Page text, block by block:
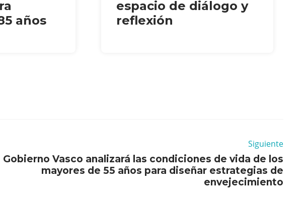
años
espacio de diálogo y
reflexión
Siguiente
Gobierno Vasco analizará las condiciones de vida de los
mayores de 55 años para diseñar estrategias de
envejecimiento